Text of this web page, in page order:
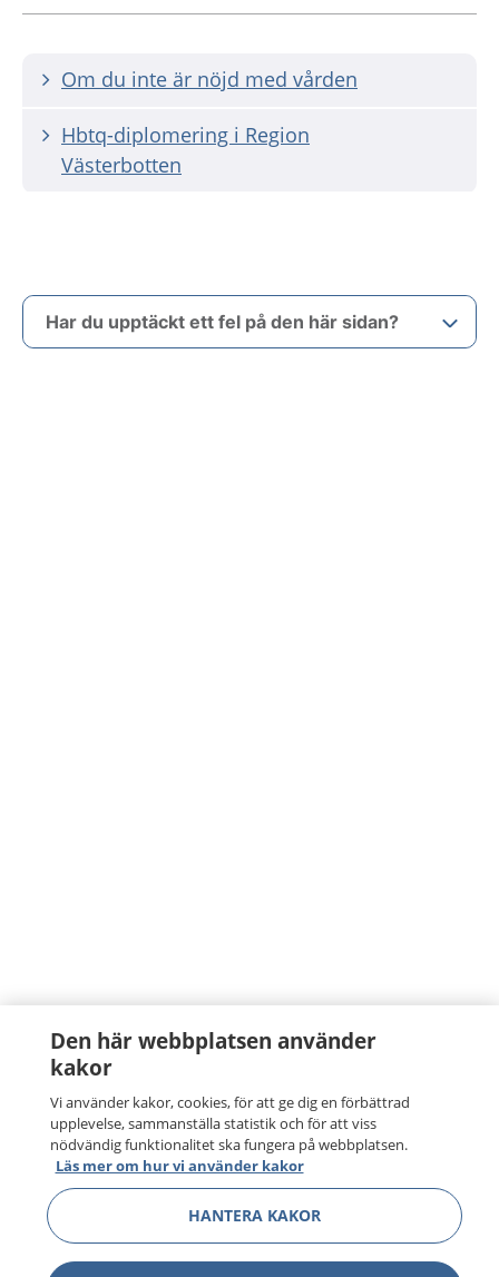
Om du inte är nöjd med vården
Hbtq-diplomering i Region
Västerbotten
Har du upptäckt ett fel på den här sidan?
Den här webbplatsen använder
kakor
Vi använder kakor, cookies, för att ge dig en förbättrad
upplevelse, sammanställa statistik och för att viss
nödvändig funktionalitet ska fungera på webbplatsen.
Läs mer om hur vi använder kakor
HANTERA KAKOR